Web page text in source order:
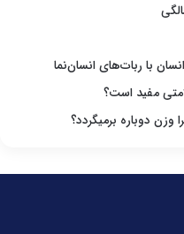
با ربات‌های انسان‌نما
مفید است؟
وزن دوباره برمیگردد؟